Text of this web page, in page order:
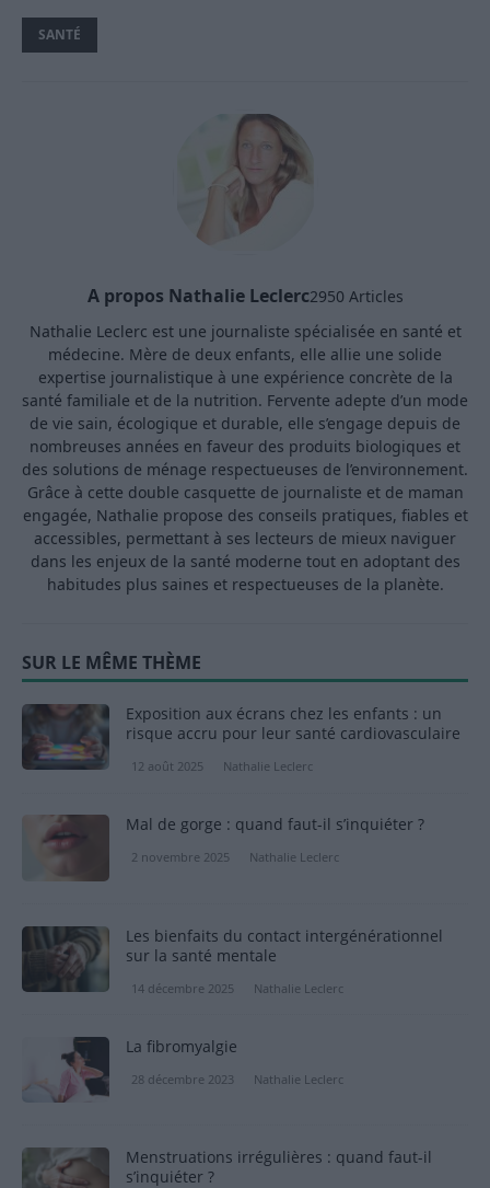
SANTÉ
A propos Nathalie Leclerc2950 Articles
Nathalie Leclerc est une journaliste spécialisée en santé et
médecine. Mère de deux enfants, elle allie une solide
expertise journalistique à une expérience concrète de la
santé familiale et de la nutrition. Fervente adepte d’un mode
de vie sain, écologique et durable, elle s’engage depuis de
nombreuses années en faveur des produits biologiques et
des solutions de ménage respectueuses de l’environnement.
Grâce à cette double casquette de journaliste et de maman
engagée, Nathalie propose des conseils pratiques, fiables et
accessibles, permettant à ses lecteurs de mieux naviguer
dans les enjeux de la santé moderne tout en adoptant des
habitudes plus saines et respectueuses de la planète.
SUR LE MÊME THÈME
Exposition aux écrans chez les enfants : un
risque accru pour leur santé cardiovasculaire
12 août 2025 Nathalie Leclerc
Mal de gorge : quand faut-il s’inquiéter ?
2 novembre 2025 Nathalie Leclerc
Les bienfaits du contact intergénérationnel
sur la santé mentale
14 décembre 2025 Nathalie Leclerc
La fibromyalgie
28 décembre 2023 Nathalie Leclerc
Menstruations irrégulières : quand faut-il
s’inquiéter ?